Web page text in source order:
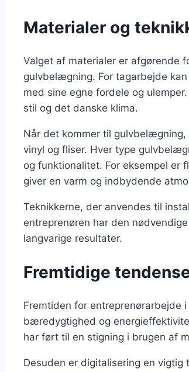
Materialer og
Valget af materialer er afgørende
gulvbelægning. For tagarbejde
med sine egne fordele og
stil og det danske klima.
Når det kommer til
vinyl og fliser. Hver type
og funktionalitet. For eksempel
giver en varm og indbydende
Teknikkerne, der anvendes til
entreprenøren har den
langvarige resultater.
Fremtidige
Fremtiden for entreprenørarbejde
bæredygtighed og
har ført til en stigning i brugen af
Desuden er digitalisering en